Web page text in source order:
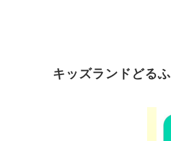
キッズランドどる